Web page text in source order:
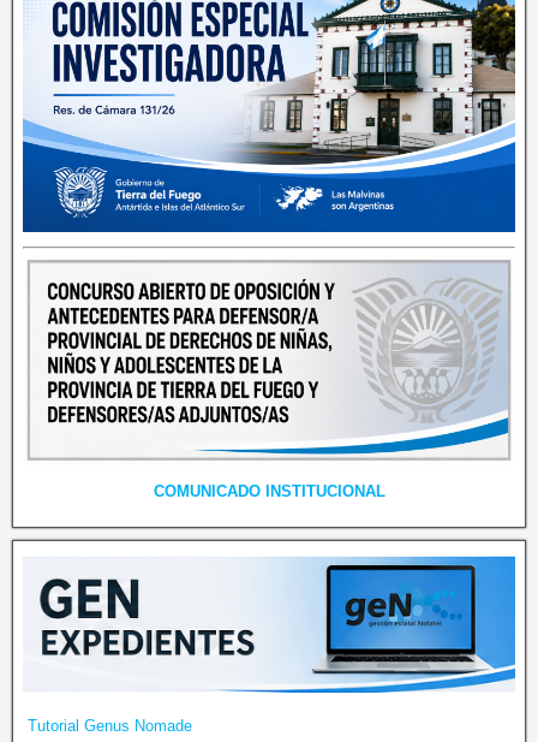
COMUNICADO INSTITUCIONAL
Tutorial Genus Nomade